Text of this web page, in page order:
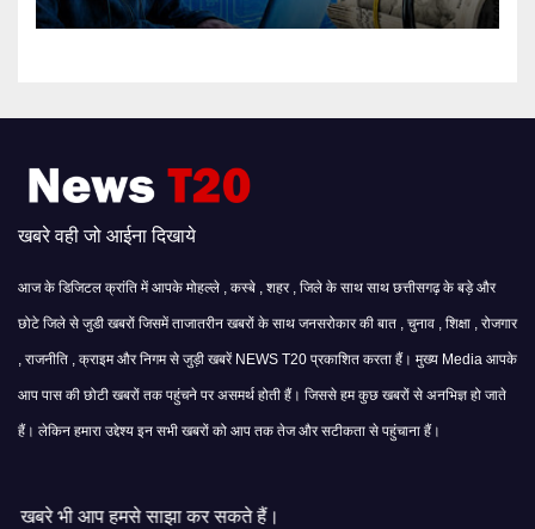
खबरे वही जो आईना दिखाये
आज के डिजिटल क्रांति में आपके मोहल्ले , कस्बे , शहर , जिले के साथ साथ छत्तीसगढ़ के बड़े और
छोटे जिले से जुडी खबरों जिसमें ताजातरीन खबरों के साथ जनसरोकार की बात , चुनाव , शिक्षा , रोजगार
, राजनीति , क्राइम और निगम से जुड़ी खबरें NEWS T20 प्रकाशित करता हैं। मुख्य Media आपके
आप पास की छोटी खबरों तक पहुंचने पर असमर्थ होती हैं। जिससे हम कुछ खबरों से अनभिज्ञ हो जाते
हैं। लेकिन हमारा उद्देश्य इन सभी खबरों को आप तक तेज और सटीकता से पहुंचाना हैं।
साझा कर सकते हैं।